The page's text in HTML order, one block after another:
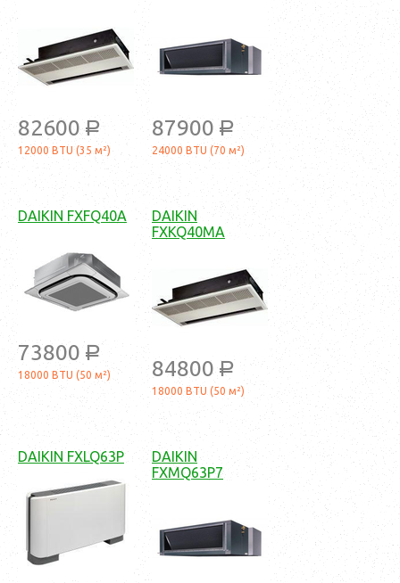
82600 a
12000 BTU (35 м²)
87900 a
24000 BTU (70 м²)
DAIKIN FXFQ40A
73800 a
18000 BTU (50 м²)
DAIKIN
FXKQ40MA
84800 a
18000 BTU (50 м²)
DAIKIN FXLQ63P
DAIKIN
FXMQ63P7